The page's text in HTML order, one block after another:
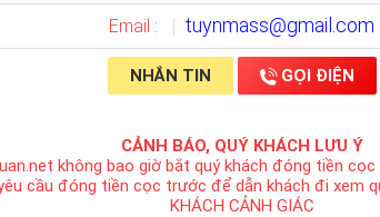
Email : tuynmass@gmail.com
NHẮN TIN GỌI ĐIỆN
CẢNH BÁO, QUÝ KHÁCH LƯU Ý
không bao giờ bắt quý khách đóng tiền
cầu đóng tiền cọc trước để dẫn khách đi xem
KHÁCH CẢNH GIÁC